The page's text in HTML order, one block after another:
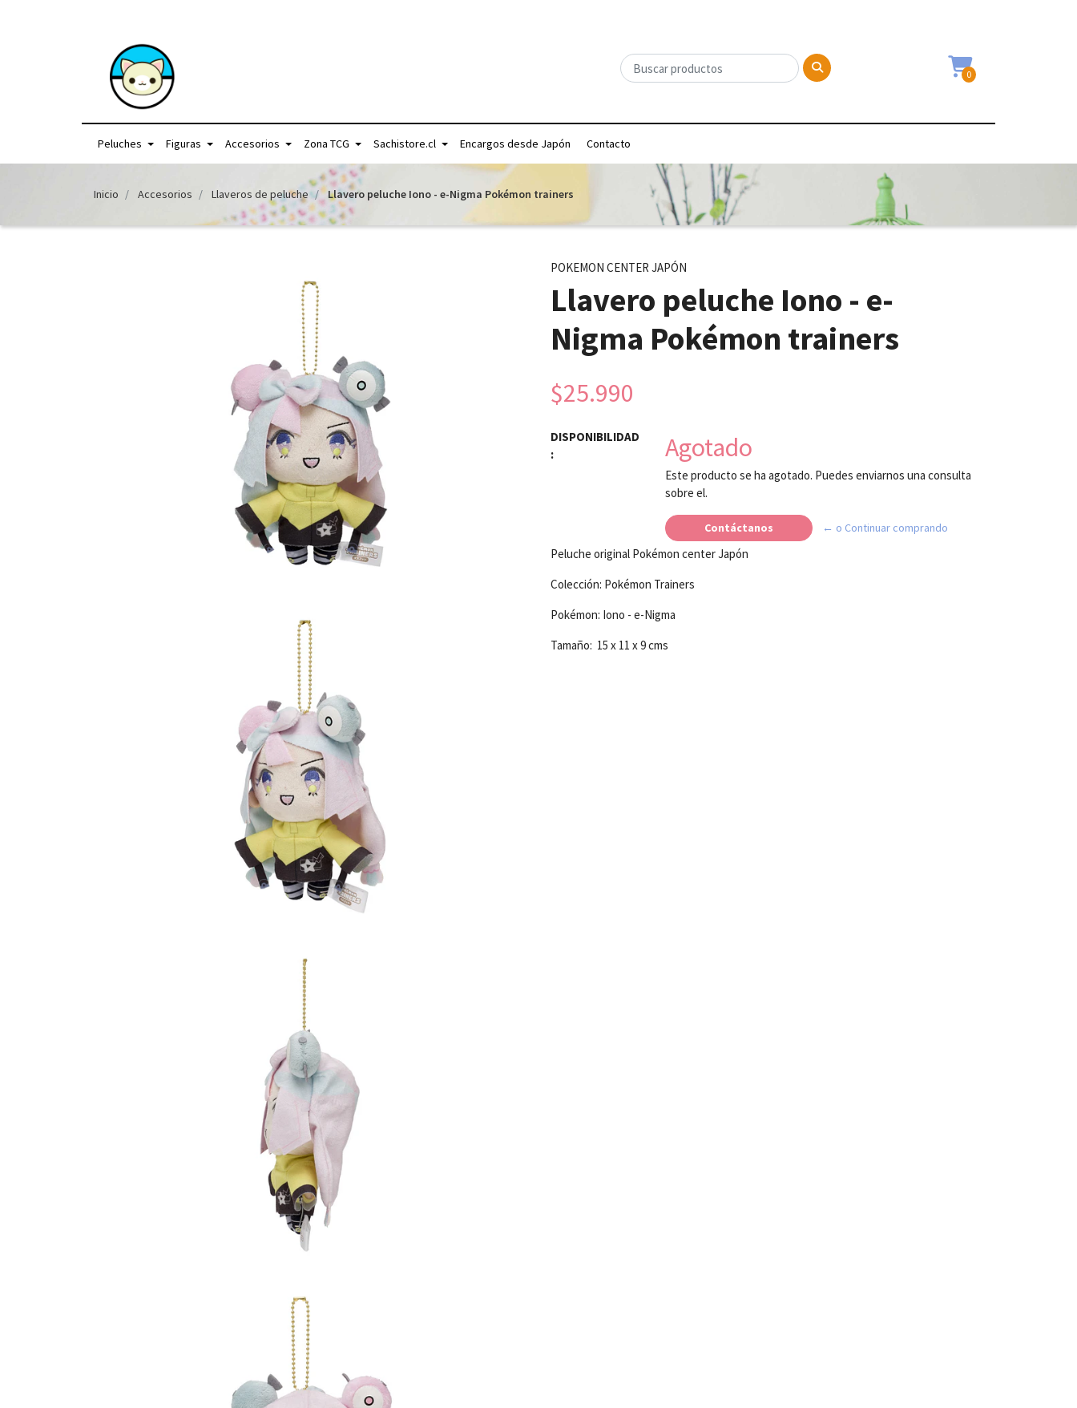
0
Peluches Figuras Accesorios Zona TCG Sachistore.cl Encargos desde Japón Contacto
Inicio Accesorios Llaveros de peluche Llavero peluche Iono - e-Nigma Pokémon trainers
POKEMON CENTER JAPÓN
Llavero peluche Iono - e-
Nigma Pokémon trainers
$25.990
DISPONIBILIDAD
:
Agotado
Este producto se ha agotado. Puedes enviarnos una consulta
sobre el.
Contáctanos ← o Continuar comprando
Peluche original Pokémon center Japón
Colección: Pokémon Trainers
Pokémon: Iono - e-Nigma
Tamaño: 15 x 11 x 9 cms